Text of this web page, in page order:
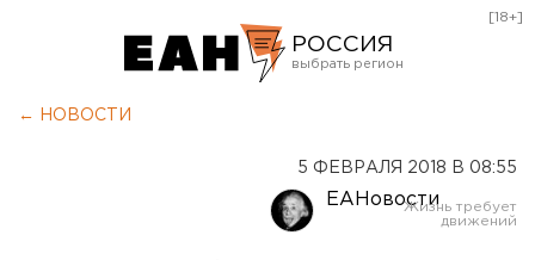
РОССИЯ
Оренбург
[18+]
← НОВОСТИ
5 ФЕВРАЛЯ 2018 В 08:55
ЕАНовости